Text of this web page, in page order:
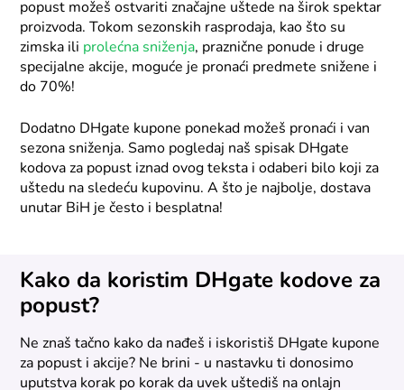
popust možeš ostvariti značajne uštede na širok spektar
proizvoda. Tokom sezonskih rasprodaja, kao što su
zimska ili prolećna sniženja, praznične ponude i druge
specijalne akcije, moguće je pronaći predmete snižene i
do 70%!
Dodatno DHgate kupone ponekad možeš pronaći i van
sezona sniženja. Samo pogledaj naš spisak DHgate
kodova za popust iznad ovog teksta i odaberi bilo koji za
uštedu na sledeću kupovinu. A što je najbolje, dostava
unutar BiH je često i besplatna!
Kako da koristim DHgate kodove za
popust?
Ne znaš tačno kako da nađeš i iskoristiš DHgate kupone
za popust i akcije? Ne brini - u nastavku ti donosimo
uputstva korak po korak da uvek uštediš na onlajn